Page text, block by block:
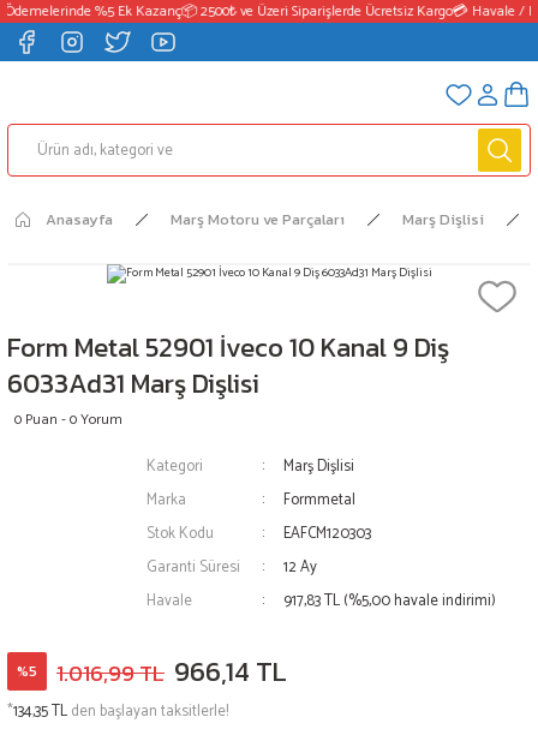
%5 Ek Kazanç📦 2500₺ ve Üzeri Siparişlerde Ücretsiz Kargo💳 Havale /
Anasayfa Marş Motoru ve Parçaları Marş Dişlisi
Form Metal 52901 İveco 10 Kanal 9 Diş
6033Ad31 Marş Dişlisi
0 Puan - 0 Yorum
Kategori
Marş Dişlisi
Marka
Formmetal
Stok Kodu
EAFCM120303
Garanti Süresi
12 Ay
Havale
917,83 TL (%5,00 havale indirimi)
%5 1.016,99 TL 966,14 TL
*134,35 TLden başlayan taksitlerle!